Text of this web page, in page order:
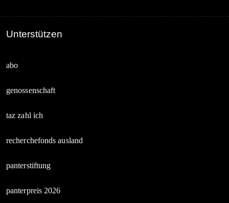
Unterstützen
abo
genossenschaft
taz zahl ich
recherchefonds ausland
panterstiftung
panterpreis 2026